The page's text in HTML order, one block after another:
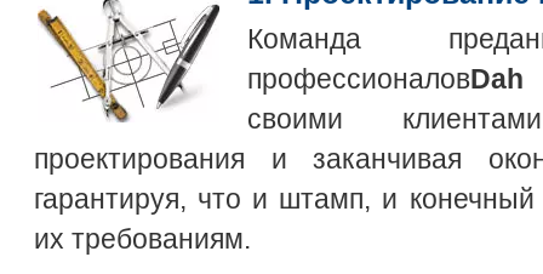
Команда
профессионаловDah
своими
проектирования и заканчивая
гарантируя, что и штамп, и конечный
их требованиям.